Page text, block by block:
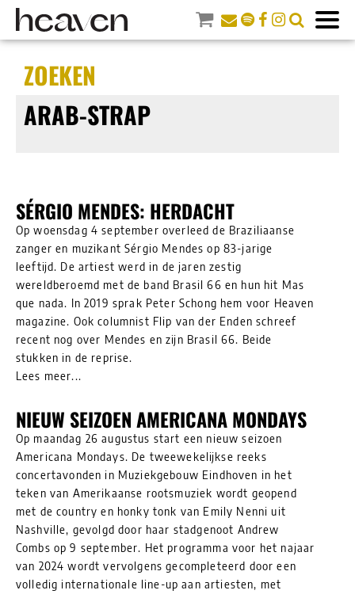
ZOEKEN
ARAB-STRAP
SÉRGIO MENDES: HERDACHT
Op woensdag 4 september overleed de Braziliaanse
zanger en muzikant Sérgio Mendes op 83-jarige
leeftijd. De artiest werd in de jaren zestig
wereldberoemd met de band Brasil 66 en hun hit Mas
que nada. In 2019 sprak Peter Schong hem voor Heaven
magazine. Ook columnist Flip van der Enden schreef
recent nog over Mendes en zijn Brasil 66. Beide
stukken in de reprise.
Lees meer...
NIEUW SEIZOEN AMERICANA MONDAYS
Op maandag 26 augustus start een nieuw seizoen
Americana Mondays. De tweewekelijkse reeks
concertavonden in Muziekgebouw Eindhoven in het
teken van Amerikaanse rootsmuziek wordt geopend
met de country en honky tonk van Emily Nenni uit
Nashville, gevolgd door haar stadgenoot Andrew
Combs op 9 september. Het programma voor het najaar
van 2024 wordt vervolgens gecompleteerd door een
volledig internationale line-up aan artiesten, met